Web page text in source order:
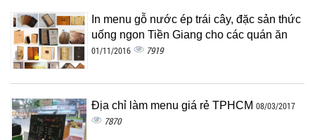
In menu gỗ nước ép trái cây, đặc sản thức
uống ngon Tiền Giang cho các quán ăn
01/11/2016 7919
Địa chỉ làm menu giá rẻ TPHCM 08/03/2017
7870